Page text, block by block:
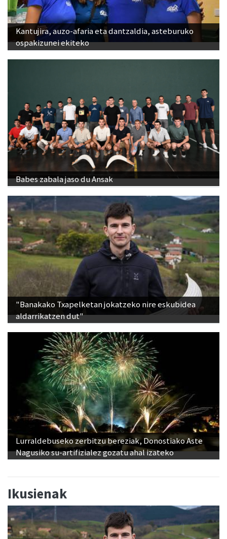
Kantujira, auzo-afaria eta dantzaldia, asteburuko
ospakizunei ekiteko
Babes zabala jaso du Ansak
"Banakako Txapelketan jokatzeko nire eskubidea
aldarrikatzen dut"
Lurraldebuseko zerbitzu bereziak, Donostiako Aste
Nagusiko su-artifizialez gozatu ahal izateko
Ikusienak